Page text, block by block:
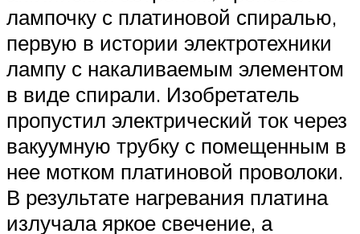
лампочку с платиновой спиралью,
первую в истории электротехники
лампу с накаливаемым элементом
в виде спирали. Изобретатель
пропустил электрический ток через
вакуумную трубку с помещенным в
нее мотком платиновой проволоки.
В результате нагревания платина
излучала яркое свечение, а